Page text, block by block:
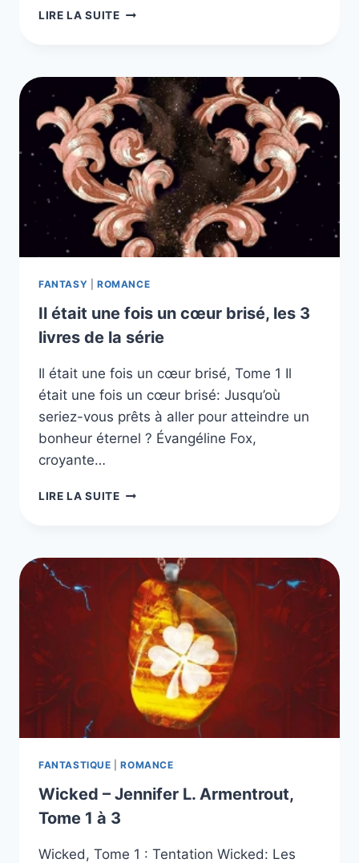
LIRE LA SUITELE
4
LIVRES
DE
LA
SÉRIE
FANTASY ROMANCE
Il était une fois un cœur brisé, les 3
livres de la série
Il était une fois un cœur brisé, Tome 1 Il
était une fois un cœur brisé: Jusqu’où
seriez-vous prêts à aller pour atteindre un
bonheur éternel ? Évangéline Fox,
croyante…
LIRE LA SUITEIL
UN
CŒUR
BRISÉ,
LES
LIVRES
DE
LA
SÉRIE
FANTASTIQUE |ROMANCE
Wicked – Jennifer L. Armentrout,
Tome 1 à 3
Wicked, Tome 1 : Tentation Wicked: Les